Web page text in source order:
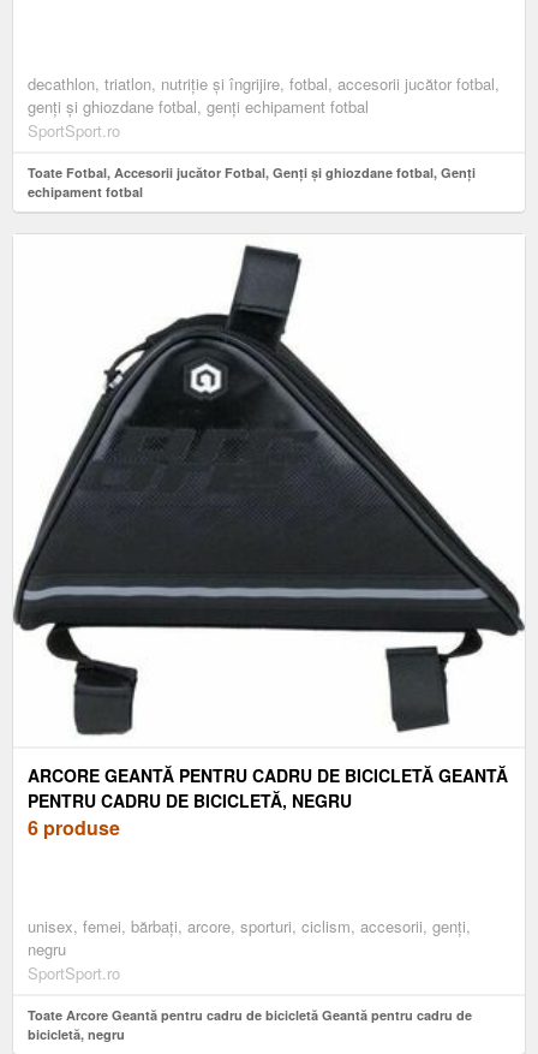
decathlon, triatlon, nutriție și îngrijire, fotbal, accesorii jucător fotbal,
genți și ghiozdane fotbal, genți echipament fotbal
SportSport.ro
Toate Fotbal, Accesorii jucător Fotbal, Genți și ghiozdane fotbal, Genți
echipament fotbal
ARCORE GEANTĂ PENTRU CADRU DE BICICLETĂ GEANTĂ
PENTRU CADRU DE BICICLETĂ, NEGRU
6 produse
unisex, femei, bărbați, arcore, sporturi, ciclism, accesorii, genți,
negru
SportSport.ro
Toate Arcore Geantă pentru cadru de bicicletă Geantă pentru cadru de
bicicletă, negru